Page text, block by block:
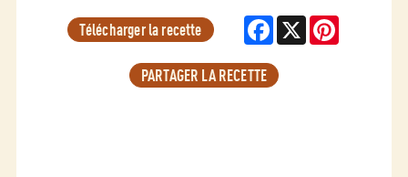
Télécharger la recette Facebook
PARTAGER LA RECETTE